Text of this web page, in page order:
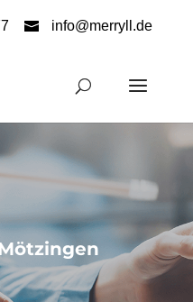
info@merryll.de